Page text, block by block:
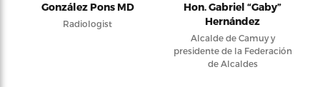
González Pons MD
Radiologist
Hon. Gabriel “Gaby”
Hernández
Alcalde de Camuy y
presidente de la Federación
de Alcaldes